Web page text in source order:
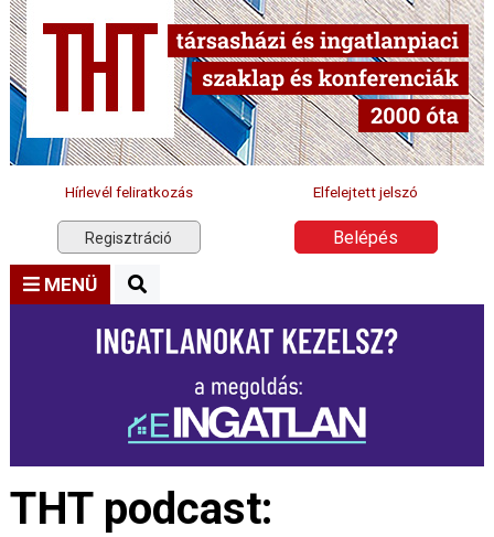
Hírlevél feliratkozás Elfelejtett jelszó
Regisztráció Belépés
MENÜ
THT podcast: